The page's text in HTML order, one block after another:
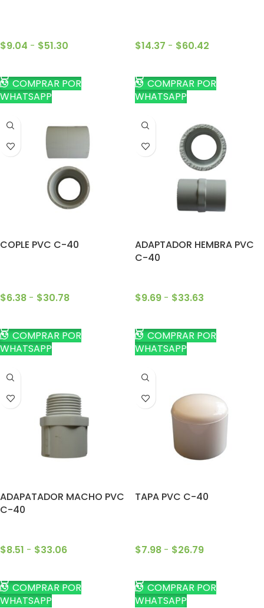
$9.04 - $51.30
COMPRAR POR
WHATSAPP
$14.37 - $60.42
COMPRAR POR
WHATSAPP
COPLE PVC C-40
$6.38 - $30.78
COMPRAR POR
WHATSAPP
ADAPTADOR HEMBRA PVC
C-40
$9.69 - $33.63
COMPRAR POR
WHATSAPP
ADAPATADOR MACHO PVC
C-40
$8.51 - $33.06
COMPRAR POR
WHATSAPP
TAPA PVC C-40
$7.98 - $26.79
COMPRAR POR
WHATSAPP